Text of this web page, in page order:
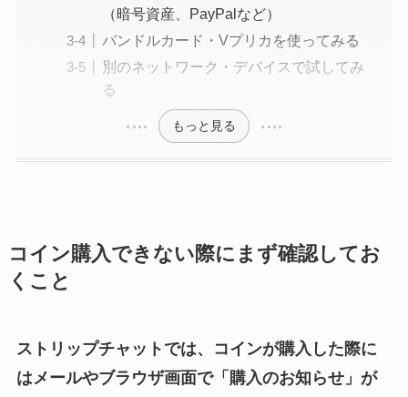
（暗号資産、PayPalなど）
バンドルカード・Vプリカを使ってみる
別のネットワーク・デバイスで試してみ
る
もっと見る
コイン購入できない際にまず確認してお
くこと
ストリップチャットでは、コインが購入した際に
はメールやブラウザ画面で「購入のお知らせ」が